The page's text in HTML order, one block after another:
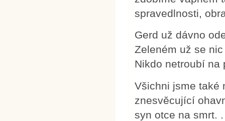
spravedlnosti,
Gerd už dávno
Zeleném už se
Nikdo netroubí na
Všichni jsme také
znesvěcující
syn otce na smrt.